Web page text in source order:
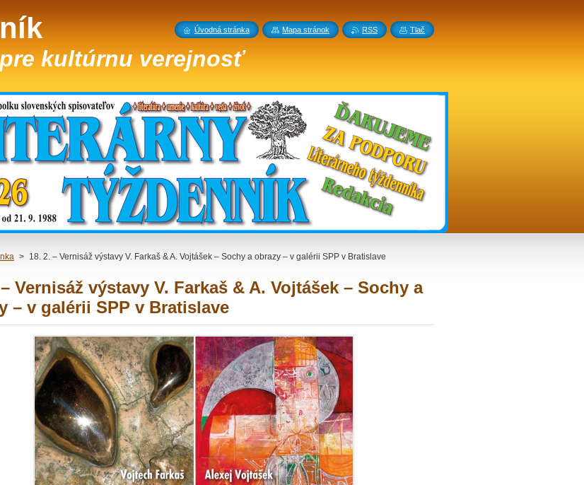
kultúrnu verejnosť
> 18. 2. – Vernisáž výstavy V. Farkaš & A. Vojtášek – Sochy a obrazy – v galérii SPP v Bratislave
Vernisáž výstavy V. Farkaš & A. Vojtášek – Sochy a
– v galérii SPP v Bratislave
Úvodná stránka Mapa stránok RSS Tlač